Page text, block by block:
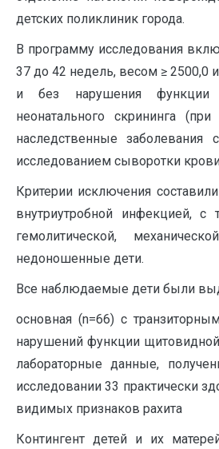
детских поликлиник города.
В программу исследования
37 до 42 недель, весом ≥ 2500,0
и без нарушения функции
неонатального скрининга
наследственные
исследованием сыворотки
Критерии исключения
внутриутробной инфекцией,
гемолитической,
недоношенные дети.
Все наблюдаемые дети были
основная (n=66) с
нарушений функции
лабораторные данные,
исследовании 33 практически
видимых признаков рахита
Контингент детей и их